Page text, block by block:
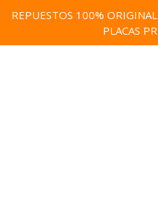
REPUESTOS 100%
PLACAS